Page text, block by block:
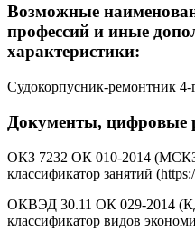
Возможные
профессий и иные
характеристики:
Судокорпусник-ремонтник 4-
Документы, цифровые
ОКЗ 7232 ОК 010-2014
классификатор занятий
ОКВЭД 30.11 ОК 029-2014
классификатор видов